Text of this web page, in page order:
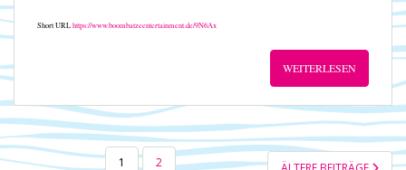
Short URLhttps://www.boombatzeentertainment.de/9N6Ax
WEITERLESEN
SEITENNUMMERIERUNG
1 2